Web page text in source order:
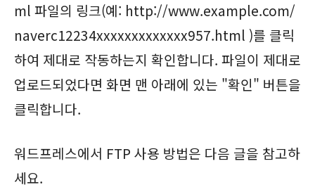
ml 파일의 링크(예: http://www.example.com/
naverc12234xxxxxxxxxxxxx957.html )를 클릭
하여 제대로 작동하는지 확인합니다. 파일이 제대로
업로드되었다면 화면 맨 아래에 있는 "확인" 버튼을
클릭합니다.
워드프레스에서 FTP 사용 방법은 다음 글을 참고하
세요.